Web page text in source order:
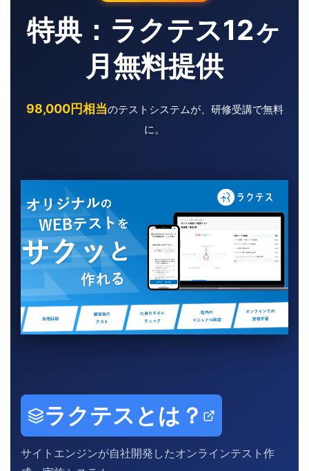
特典：ラクテス12ヶ
月無料提供
98,000円相当のテストシステムが、研修受講で無料
に。
ラクテスとは？
サイトエンジンが自社開発したオンラインテスト作